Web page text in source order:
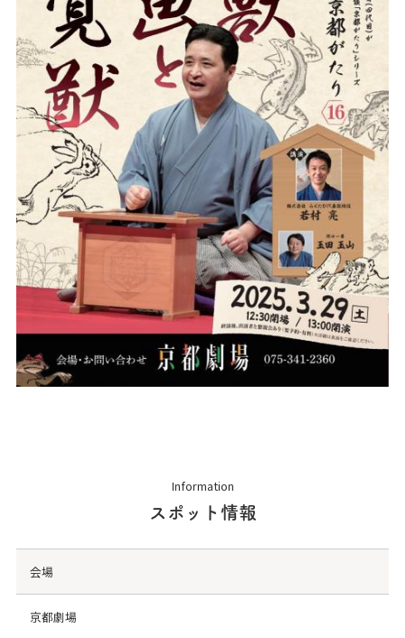
Information
スポット情報
会場
京都劇場